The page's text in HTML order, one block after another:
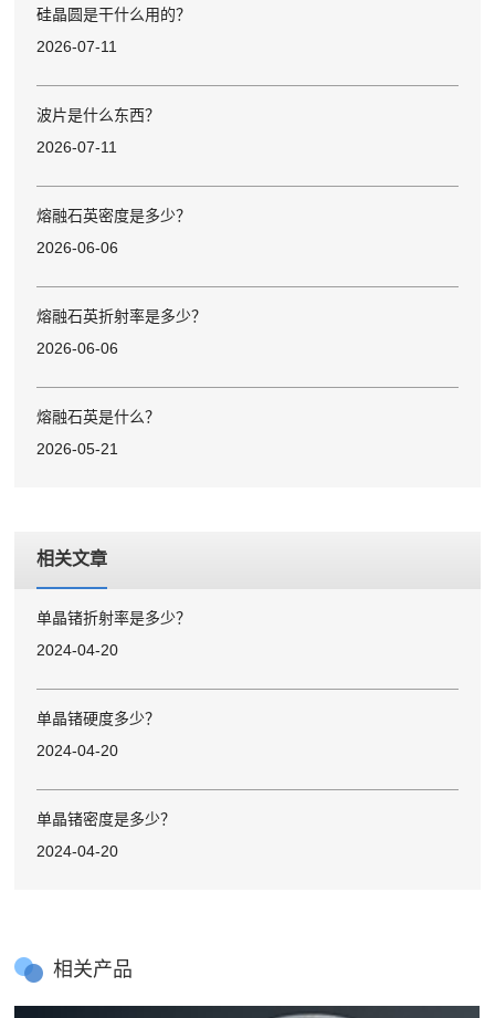
硅晶圆是干什么用的？
2026-07-11
波片是什么东西？
2026-07-11
熔融石英密度是多少？
2026-06-06
熔融石英折射率是多少？
2026-06-06
熔融石英是什么？
2026-05-21
相关文章
单晶锗折射率是多少？
2024-04-20
单晶锗硬度多少？
2024-04-20
单晶锗密度是多少？
2024-04-20
相关产品